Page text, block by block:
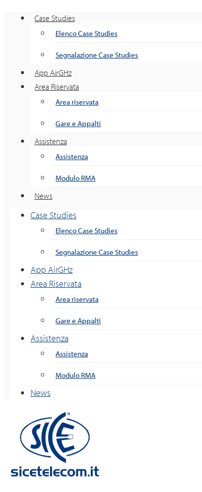
Case Studies
Elenco Case Studies
Segnalazione Case Studies
App AirGHz
Area Riservata
Area riservata
Gare e Appalti
Assistenza
Assistenza
Modulo RMA
News
Case Studies
Elenco Case Studies
Segnalazione Case Studies
App AirGHz
Area Riservata
Area riservata
Gare e Appalti
Assistenza
Assistenza
Modulo RMA
News